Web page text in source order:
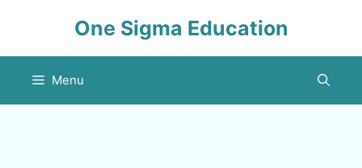
One Sigma Education
Menu